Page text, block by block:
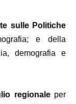
sulle Politiche
e della
demografia e
regionaleper